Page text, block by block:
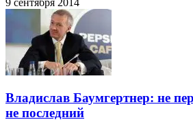
Владислав Баумгертнер: не
не последний